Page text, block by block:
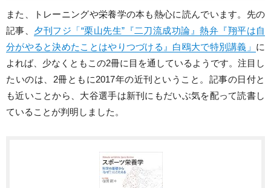
また、トレーニングや栄養学の本も熱心に読んでいます。先の
記事、 夕刊フジ「“栗山先生”『二刀流成功論』熱弁『翔平は自
分がやると決めたことはやりつづける』白鴎大で特別講義」 に
よれば、少なくともこの2冊に目を通しているようです。注目し
たいのは、2冊ともに2017年の近刊ということ。記事の日付と
も近いことから、大谷選手は新刊にもだいぶ気を配って読書し
ていることが判明しました。